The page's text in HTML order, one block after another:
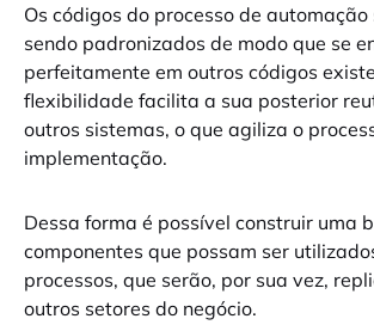
Os códigos do processo de
sendo padronizados de modo que se
perfeitamente em outros códigos
flexibilidade facilita a sua posterior
outros sistemas, o que agiliza o
implementação.
Dessa forma é possível construir uma
componentes que possam ser
processos, que serão, por sua vez,
outros setores do negócio.